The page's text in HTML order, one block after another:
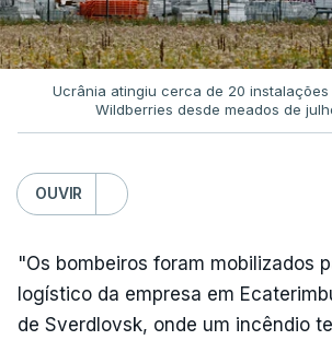
Ucrânia atingiu cerca de 20
Wildberries desde meados de
OUVIR
"Os bombeiros foram mobilizados
logístico da empresa em
de Sverdlovsk, onde um incêndio